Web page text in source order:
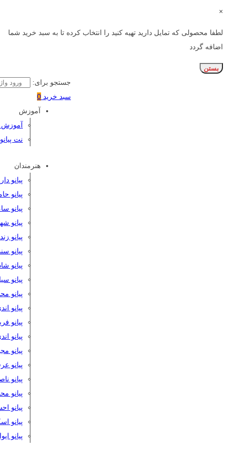
×
لطفا محصولی که تمایل دارید تهیه کنید را انتخاب کرده تا به سبد خرید شما
اضافه گردد
بستن
جستجو برای:
سبد خرید 0
آموزش
آموزش
نت پیانو
هنرمندان
پیانو
پیانو
پیانو
پیانو
پیانو
پیانو
پیانو
پیانو
پیانو
پیانو
پیانو
پیانو
پیانو
پیانو
پیانو
پیانو
پیانو
پیانو
پیانو